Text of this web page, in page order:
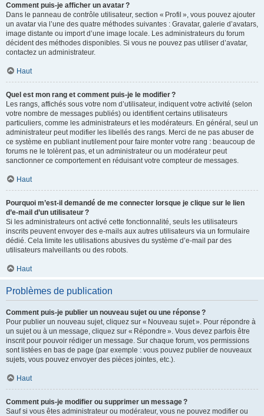
Comment puis-je afficher un avatar ?
Dans le panneau de contrôle utilisateur, section « Profil », vous pouvez ajouter
un avatar via l’une des quatre méthodes suivantes : Gravatar, galerie d’avatars,
image distante ou import d’une image locale. Les administrateurs du forum
décident des méthodes disponibles. Si vous ne pouvez pas utiliser d’avatar,
contactez un administrateur.
Haut
Quel est mon rang et comment puis-je le modifier ?
Les rangs, affichés sous votre nom d’utilisateur, indiquent votre activité (selon
votre nombre de messages publiés) ou identifient certains utilisateurs
particuliers, comme les administrateurs et les modérateurs. En général, seul un
administrateur peut modifier les libellés des rangs. Merci de ne pas abuser de
ce système en publiant inutilement pour faire monter votre rang : beaucoup de
forums ne le tolèrent pas, et un administrateur ou un modérateur peut
sanctionner ce comportement en réduisant votre compteur de messages.
Haut
Pourquoi m’est-il demandé de me connecter lorsque je clique sur le lien
d’e-mail d’un utilisateur ?
Si les administrateurs ont activé cette fonctionnalité, seuls les utilisateurs
inscrits peuvent envoyer des e-mails aux autres utilisateurs via un formulaire
dédié. Cela limite les utilisations abusives du système d’e-mail par des
utilisateurs malveillants ou des robots.
Haut
Problèmes de publication
Comment puis-je publier un nouveau sujet ou une réponse ?
Pour publier un nouveau sujet, cliquez sur « Nouveau sujet ». Pour répondre à
un sujet ou à un message, cliquez sur « Répondre ». Vous devez parfois être
inscrit pour pouvoir rédiger un message. Sur chaque forum, vos permissions
sont listées en bas de page (par exemple : vous pouvez publier de nouveaux
sujets, vous pouvez envoyer des pièces jointes, etc.).
Haut
Comment puis-je modifier ou supprimer un message ?
Sauf si vous êtes administrateur ou modérateur, vous ne pouvez modifier ou